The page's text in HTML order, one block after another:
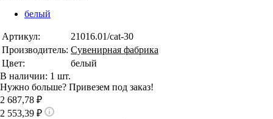
белый
Артикул:
21016.01/cat-30
Производитель: Сувенирная фабрика
Цвет:
белый
В наличии: 1 шт.
Нужно больше? Привезем под заказ!
2 687,78 ₽
2 553,39 ₽